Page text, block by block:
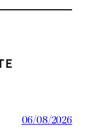
06/08/2026